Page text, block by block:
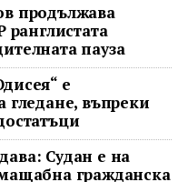
продължава
ранглистата
пауза
е
гледане, въпреки
Судан е на
гражданска